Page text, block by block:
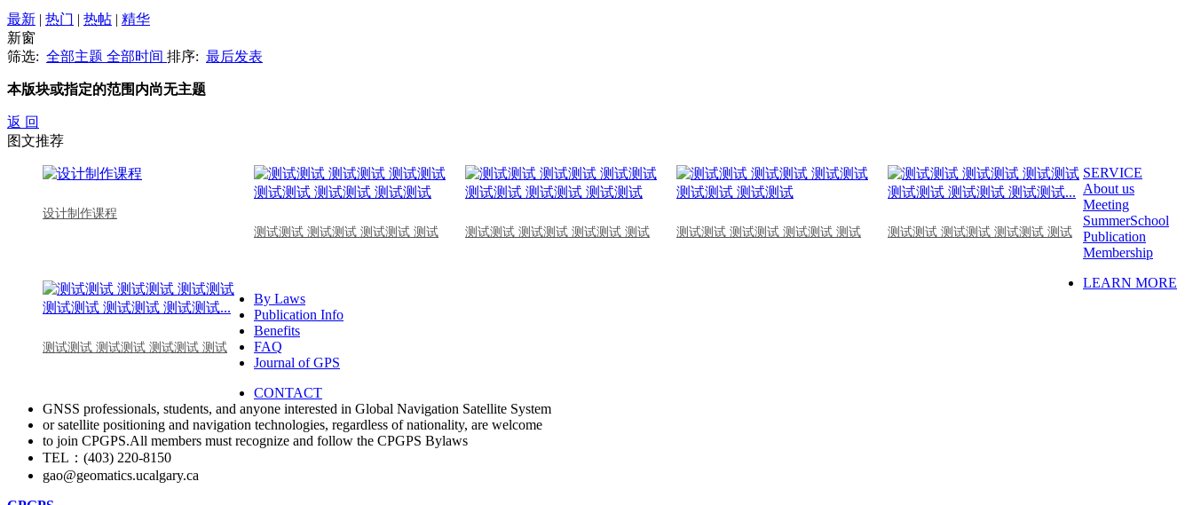
最新 | 热门 | 热帖 | 精华
新窗
筛选: 全部主题 全部时间 排序: 最后发表
本版块或指定的范围内尚无主题
返 回
图文推荐
设计制作课程
测试测试 测试测试 测试测试 测试
测试测试 测试测试 测试测试 测试 测试测试 测试测试 测试测试 测试 测试测试 测试测试 测试测试 测试
测试测试 测试测试 测试测试 测试
SERVICE
About us
Meeting
SummerSchool
Publication
Membership
LEARN MORE
By Laws
Publication Info
Benefits
FAQ
Journal of GPS
CONTACT
GNSS professionals, students, and anyone interested in Global Navigation Satellite System
or satellite positioning and navigation technologies, regardless of nationality, are welcome
to join CPGPS.All members must recognize and follow the CPGPS Bylaws
TEL：(403) 220-8150
gao@geomatics.ucalgary.ca